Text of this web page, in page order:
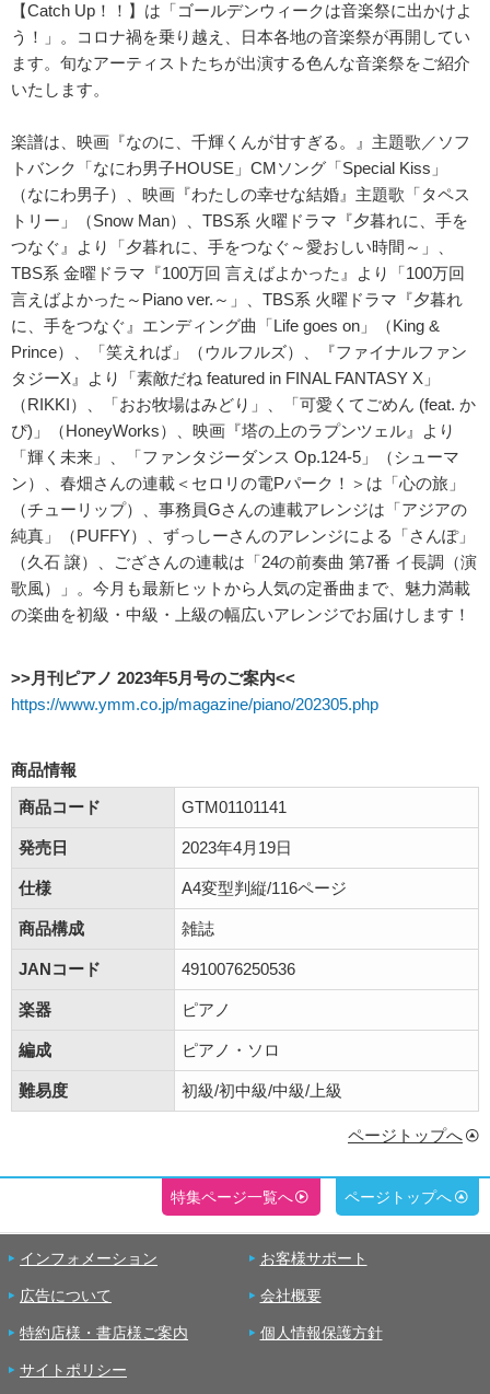
【Catch Up！！】は「ゴールデンウィークは音楽祭に出かけよ
う！」。コロナ禍を乗り越え、日本各地の音楽祭が再開してい
ます。旬なアーティストたちが出演する色んな音楽祭をご紹介
いたします。
楽譜は、映画『なのに、千輝くんが甘すぎる。』主題歌／ソフ
トバンク「なにわ男子HOUSE」CMソング「Special Kiss」
（なにわ男子）、映画『わたしの幸せな結婚』主題歌「タペス
トリー」（Snow Man）、TBS系 火曜ドラマ『夕暮れに、手を
つなぐ』より「夕暮れに、手をつなぐ～愛おしい時間～」、
TBS系 金曜ドラマ『100万回 言えばよかった』より「100万回
言えばよかった～Piano ver.～」、TBS系 火曜ドラマ『夕暮れ
に、手をつなぐ』エンディング曲「Life goes on」（King &
Prince）、「笑えれば」（ウルフルズ）、『ファイナルファン
タジーX』より「素敵だね featured in FINAL FANTASY X」
（RIKKI）、「おお牧場はみどり」、「可愛くてごめん (feat. か
ぴ)」（HoneyWorks）、映画『塔の上のラプンツェル』より
「輝く未来」、「ファンタジーダンス Op.124-5」（シューマ
ン）、春畑さんの連載＜セロリの電Pパーク！＞は「心の旅」
（チューリップ）、事務員Gさんの連載アレンジは「アジアの
純真」（PUFFY）、ずっしーさんのアレンジによる「さんぽ」
（久石 譲）、ござさんの連載は「24の前奏曲 第7番 イ長調（演
歌風）」。今月も最新ヒットから人気の定番曲まで、魅力満載
の楽曲を初級・中級・上級の幅広いアレンジでお届けします！
>>月刊ピアノ 2023年5月号のご案内<<
https://www.ymm.co.jp/magazine/piano/202305.php
商品情報
商品コード
GTM01101141
発売日 2023年4月19日
仕様 A4変型判縦/116ページ
商品構成 雑誌
JANコード 4910076250536
楽器 ピアノ
編成 ピアノ・ソロ
難易度 初級/初中級/中級/上級
ページトップへ
特集ページ一覧へ ページトップへ
インフォメーション お客様サポート
広告について 会社概要
特約店様・書店様ご案内 個人情報保護方針
サイトポリシー